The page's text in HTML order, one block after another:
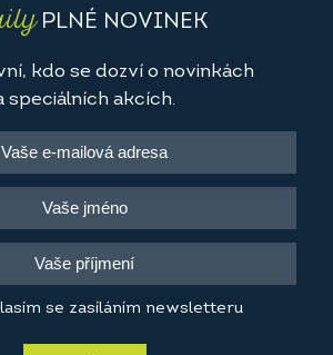
PLNÉ NOVINEK
kdo se dozví o novinkách
speciálních akcích.
se zasíláním newsletteru